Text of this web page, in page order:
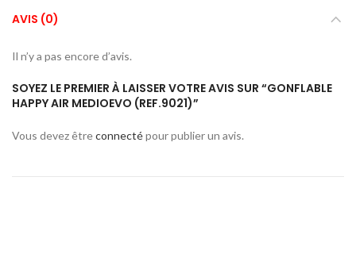
AVIS (0)
Il n’y a pas encore d’avis.
SOYEZ LE PREMIER À LAISSER VOTRE AVIS SUR “GONFLABLE
HAPPY AIR MEDIOEVO (REF.9021)”
Vous devez êtreconnectépour publier un avis.